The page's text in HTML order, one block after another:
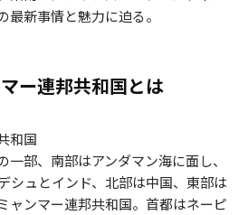
最新事情と魅力に迫る。
ー連邦共和国とは
和国
部、南部はアンダマン海に面し、
シュとインド、北部は中国、東部は
ャンマー連邦共和国。首都はネーピ